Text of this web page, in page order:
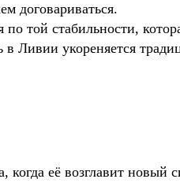
договариваться.
той стабильности,
Ливии укореняется
её возглавит новый